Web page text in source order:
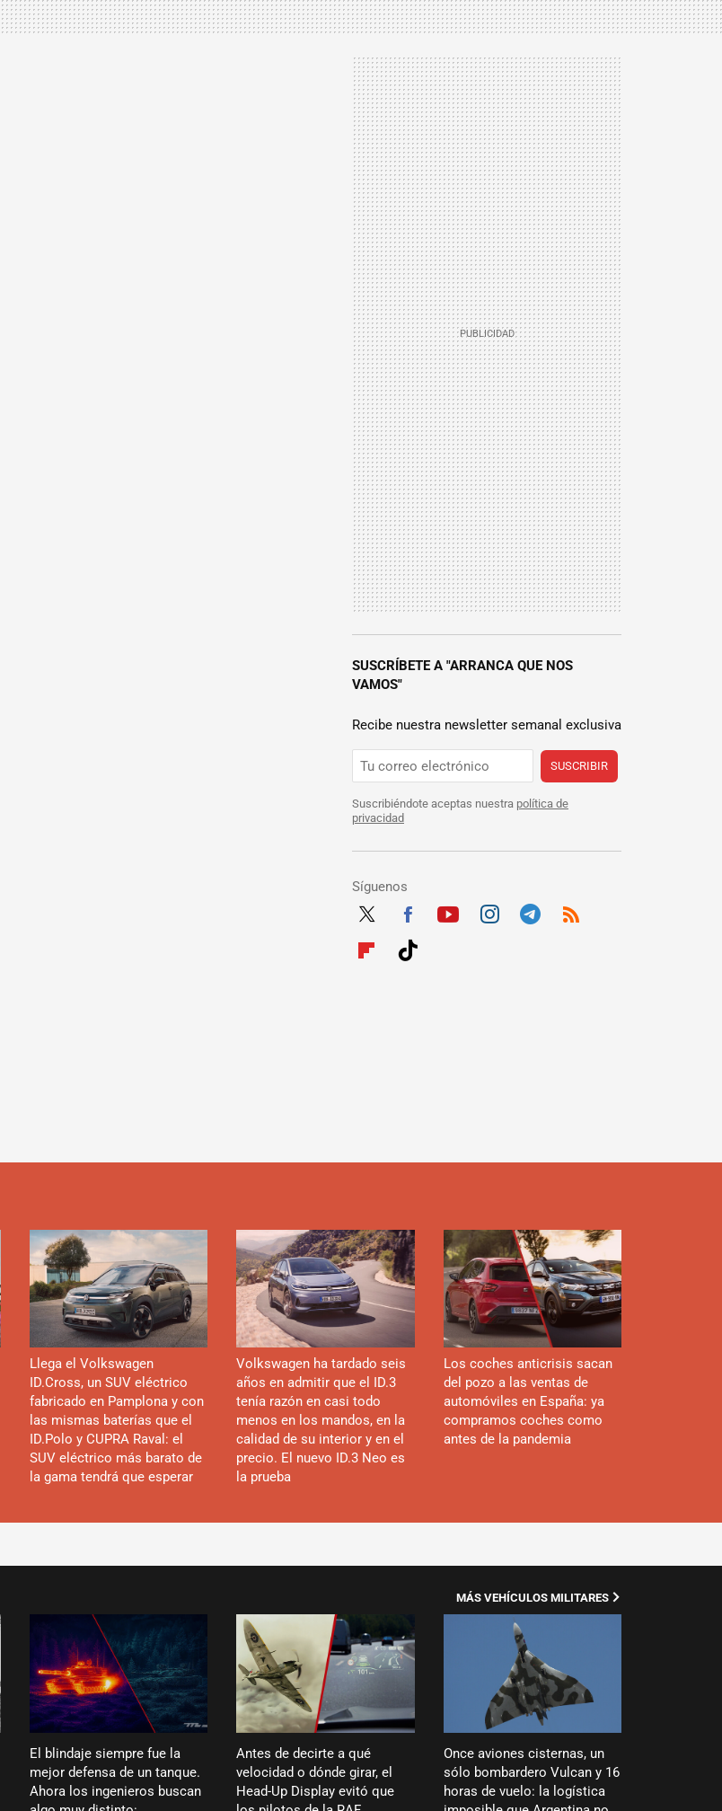
SUSCRÍBETE A "ARRANCA QUE NOS
VAMOS"
Recibe nuestra newsletter semanal exclusiva
SUSCRIBIR
Suscribiéndote aceptas nuestra política de
privacidad
Síguenos
Twit
Fac
Llega el Volkswagen
ID.Cross, un SUV eléctrico
fabricado en Pamplona y con
las mismas baterías que el
ID.Polo y CUPRA Raval: el
SUV eléctrico más barato de
la gama tendrá que esperar
Volkswagen ha tardado seis
años en admitir que el ID.3
tenía razón en casi todo
menos en los mandos, en la
calidad de su interior y en el
precio. El nuevo ID.3 Neo es
la prueba
Los coches anticrisis sacan
del pozo a las ventas de
automóviles en España: ya
compramos coches como
antes de la pandemia
El blindaje siempre fue la
mejor defensa de un tanque.
Ahora los ingenieros buscan
Antes de decirte a qué
velocidad o dónde girar, el
Head-Up Display evitó que
Once aviones cisternas, un
sólo bombardero Vulcan y 16
horas de vuelo: la logística
MÁS VEHÍCULOS MILITARES